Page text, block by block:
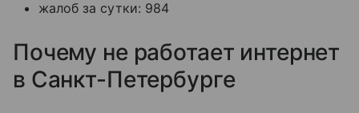
жалоб за сутки: 984
Почему не работает интернет
в Санкт-Петербурге